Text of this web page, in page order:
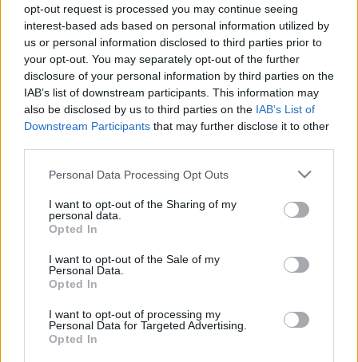
opt-out request is processed you may continue seeing
interest-based ads based on personal information utilized by
us or personal information disclosed to third parties prior to
your opt-out. You may separately opt-out of the further
disclosure of your personal information by third parties on the
IAB’s list of downstream participants. This information may
also be disclosed by us to third parties on the IAB’s List of
Downstream Participants that may further disclose it to other
Please note that this website/app uses one or more Google
not limited to your visit or usage behaviour. You may click to
grant or deny consent to Google and its third-party tags to
use your data for below specified purposes in below Google
consent section.
Personal Data Processing Opt Outs
I want to opt-out of the Sharing of my
personal data.
Opted In
I want to opt-out of the Sale of my
Personal Data.
Opted In
I want to opt-out of processing my
Personal Data for Targeted Advertising.
Opted In
Országos hírek
MEGÉRKEZETT AZ ESŐ A DUNA VÍZGYŰJTŐJÉRE
Országos hírek
Kecskeméten is szakirányú továbbképzésekkel erősít a Gál
Ferenc Egyetem
Kiemelt fontosságú a Gál Ferenc Egyetem számára a jövőbe
fejlődés támogatása.
Országos hírek
A LAKOSSÁGRA IS FONTOS SZEREP HÁRUL A
SZÚNYOGINVÁZIÓ ELKERÜLÉSÉBEN
Országos hírek WWF vízgazdálkodás